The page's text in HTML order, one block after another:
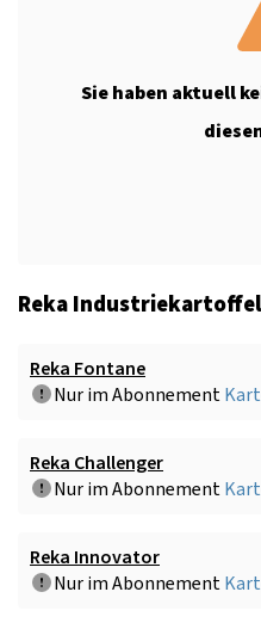
Sie haben aktuell
Reka
Reka Fontane
Nur im Abonnement
Reka Challenger
Nur im Abonnement
Reka Innovator
Nur im Abonnement